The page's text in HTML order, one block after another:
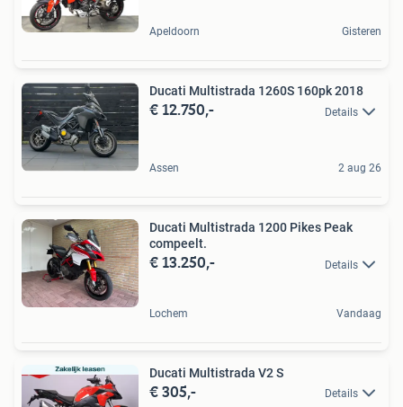
Apeldoorn Gisteren
Ducati Multistrada 1260S 160pk 2018
€ 12.750,- Details
Assen 2 aug 26
Ducati Multistrada 1200 Pikes Peak
compeelt.
€ 13.250,- Details
Lochem Vandaag
Ducati Multistrada V2 S
€ 305,- Details